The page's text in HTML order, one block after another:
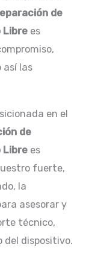
de
Libre es
así las
en el
de
Libre es
fuerte,
la
asesorar y
técnico,
del dispositivo.